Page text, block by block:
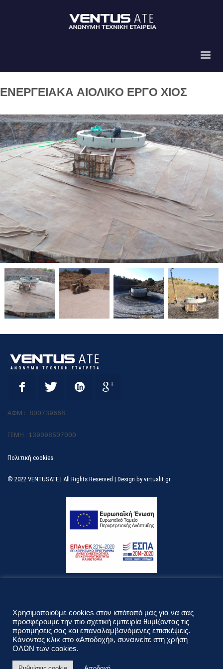
ΕΝΕΡΓΕΙΑΚΑ ΑΙΟΛΙΚΟ ΕΡΓΟ ΧΙΟΣ
ΑΦΜ : 800739668
ΓΕΜΗ : 139098507000
Πολιτική cookies
© 2022 VENTUSATE | All Rights Reserved | Design by virtualit.gr
Δευτέρα - Παρασκευή 09.00 - 18.00
210 689 9100 210 6898600
Χρησιμοποιούμε cookies στον ιστότοπό μας για να σας
προσφέρουμε την πιο σχετική εμπειρία θυμίζοντας τις
προτιμήσεις σας και επαναλαμβανόμενες επισκέψεις.
Κάνοντας κλικ στο «Αποδοχή», συναινείτε στη χρήση
ΟΛΩΝ των cookies.